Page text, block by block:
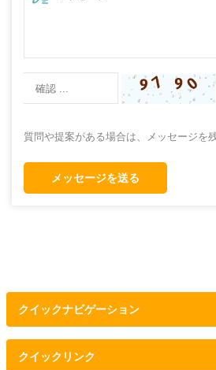
質問や提案がある場合は、メッセージを
メッセージを送る
クイックナビゲーション
クイックリンク